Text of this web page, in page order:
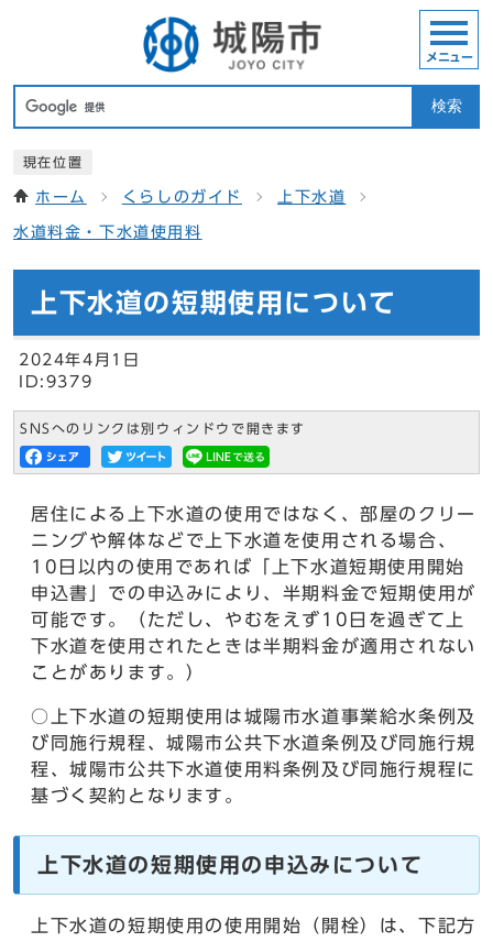
検索
メニュー
現在位置
ホーム くらしのガイド 上下水道
水道料金・下水道使用料
上下水道の短期使用について
2024年4月1日
ID:9379
SNSへのリンクは別ウィンドウで開きます
居住による上下水道の使用ではなく、部屋のクリー
ニングや解体などで上下水道を使用される場合、
10日以内の使用であれば「上下水道短期使用開始
申込書」での申込みにより、半期料金で短期使用が
可能です。（ただし、やむをえず10日を過ぎて上
下水道を使用されたときは半期料金が適用されない
ことがあります。）
○上下水道の短期使用は城陽市水道事業給水条例及
び同施行規程、城陽市公共下水道条例及び同施行規
程、城陽市公共下水道使用料条例及び同施行規程に
基づく契約となります。
上下水道の短期使用の申込みについて
上下水道の短期使用の使用開始（開栓）は、下記方